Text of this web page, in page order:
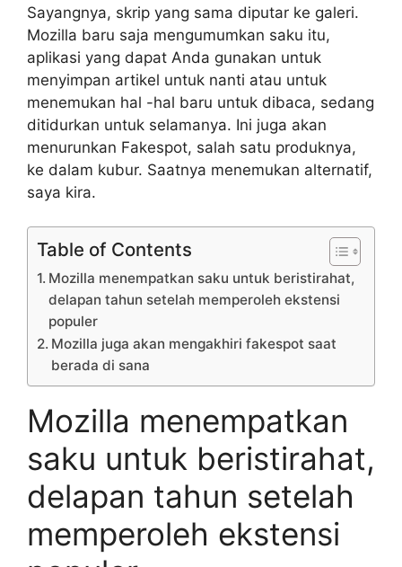
Sayangnya, skrip yang sama diputar ke galeri.
Mozilla baru saja mengumumkan saku itu,
aplikasi yang dapat Anda gunakan untuk
menyimpan artikel untuk nanti atau untuk
menemukan hal -hal baru untuk dibaca, sedang
ditidurkan untuk selamanya. Ini juga akan
menurunkan Fakespot, salah satu produknya,
ke dalam kubur. Saatnya menemukan alternatif,
saya kira.
Table of Contents
Mozilla menempatkan saku untuk beristirahat,
delapan tahun setelah memperoleh ekstensi
populer
Mozilla juga akan mengakhiri fakespot saat
berada di sana
Mozilla menempatkan
saku untuk beristirahat,
delapan tahun setelah
memperoleh ekstensi